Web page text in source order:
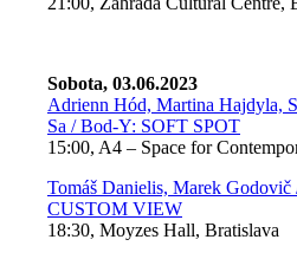
Sobota, 03.06.2023
Adrienn Hód, Martina Hajdyla,
Sa / Bod-Y: SOFT SPOT
15:00, A4 – Space for
Tomáš Danielis, Marek Godovič
CUSTOM VIEW
18:30, Moyzes Hall, Bratislava